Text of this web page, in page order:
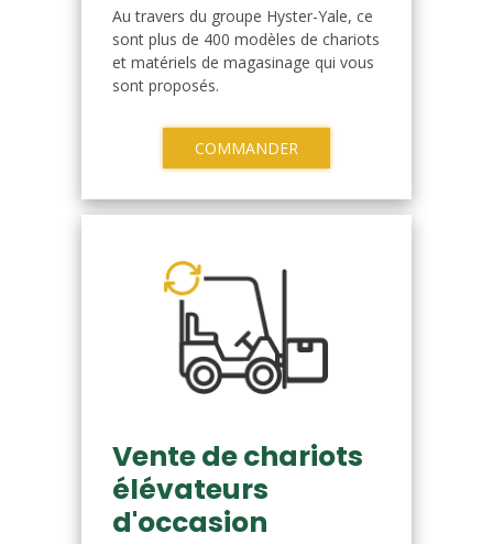
Au travers du groupe Hyster-Yale, ce
sont plus de 400 modèles de chariots
et matériels de magasinage qui vous
sont proposés.
COMMANDER
Vente de chariots
élévateurs
d'occasion